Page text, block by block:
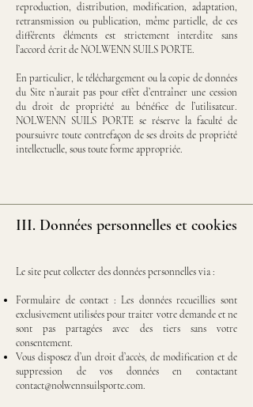
reproduction, distribution, modification, adaptation,
retransmission ou publication, même partielle, de ces
différents éléments est strictement interdite sans
l’accord écrit de NOLWENN SUILS PORTE.
En particulier, le téléchargement ou la copie de données
du Site n’aurait pas pour effet d’entraîner une cession
du droit de propriété au bénéfice de l’utilisateur.​
NOLWENN SUILS PORTE se réserve la faculté de
poursuivre toute contrefaçon de ses droits de propriété
intellectuelle, sous toute forme appropriée.
III. Données personnelles et cookies
Le site peut collecter des données personnelles via :
Formulaire de contact : Les données recueillies sont
exclusivement utilisées pour traiter votre demande et ne
sont pas partagées avec des tiers sans votre
consentement.
Vous disposez d’un droit d’accès, de modification et de
suppression de vos données en contactant
contact@nolwennsuilsporte.com.